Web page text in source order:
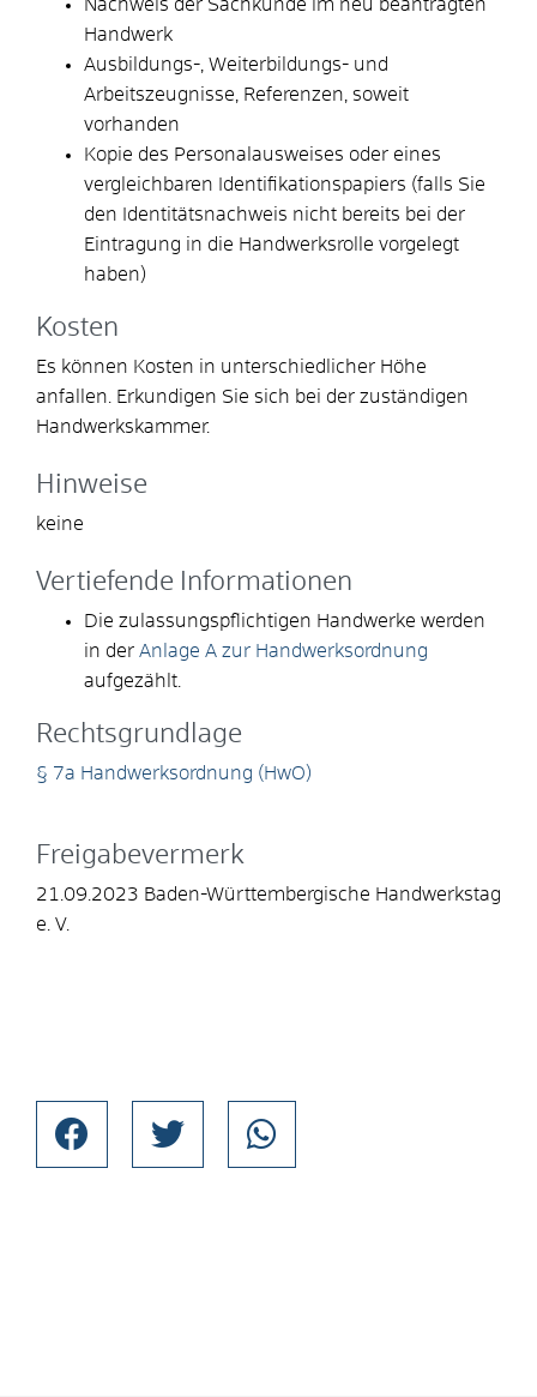
Nachweis der Sachkunde im neu beantragten
Handwerk
Ausbildungs-, Weiterbildungs- und
Arbeitszeugnisse, Referenzen, soweit
vorhanden
Kopie des Personalausweises oder eines
vergleichbaren Identifikationspapiers (falls Sie
den Identitätsnachweis nicht bereits bei der
Eintragung in die Handwerksrolle vorgelegt
haben)
Kosten
Es können Kosten in unterschiedlicher Höhe
anfallen. Erkundigen Sie sich bei der zuständigen
Handwerkskammer.
Hinweise
keine
Vertiefende Informationen
Die zulassungspflichtigen Handwerke werden
in der Anlage A zur Handwerksordnung
aufgezählt.
Rechtsgrundlage
§ 7a Handwerksordnung (HwO)
Freigabevermerk
21.09.2023 Baden-Württembergische Handwerkstag
e. V.